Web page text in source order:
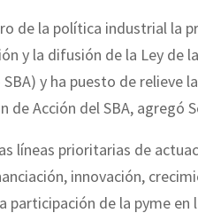
de la política industrial la
y la difusión de la Ley de
SBA) y ha puesto de relieve
de Acción del SBA, agregó
líneas prioritarias de
innovación,
participación de la pyme en